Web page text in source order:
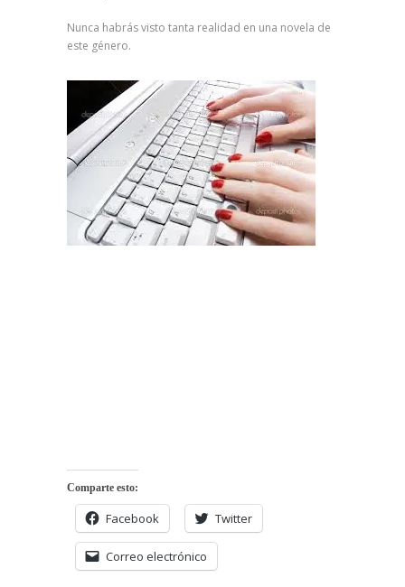
Nunca habrás visto tanta realidad en una novela de
este género.
Comparte esto:
Facebook Twitter
Correo electrónico